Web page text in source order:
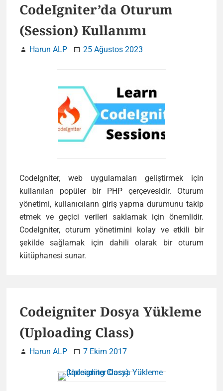
CodeIgniter’da Oturum
(Session) Kullanımı
Harun ALP 25 Ağustos 2023
CodeIgniter, web uygulamaları geliştirmek için
kullanılan popüler bir PHP çerçevesidir. Oturum
yönetimi, kullanıcıların giriş yapma durumunu takip
etmek ve geçici verileri saklamak için önemlidir.
CodeIgniter, oturum yönetimini kolay ve etkili bir
şekilde sağlamak için dahili olarak bir oturum
kütüphanesi sunar.
Codeigniter Dosya Yükleme
(Uploading Class)
Harun ALP 7 Ekim 2017